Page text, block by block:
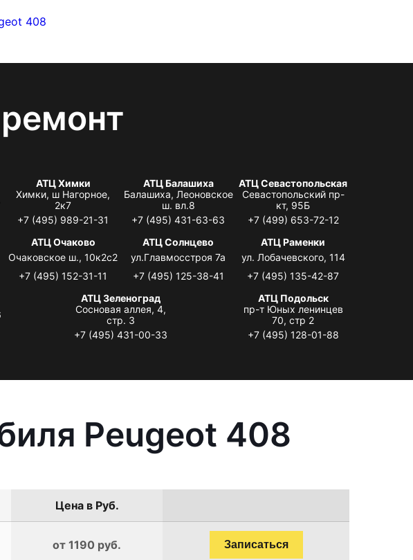
408
АТЦ Химки
Химки, ш Нагорное,
2к7
+7 (495) 989-21-31
АТЦ Балашиха
Балашиха, Леоновское
ш. вл.8
+7 (495) 431-63-63
АТЦ Севастопольская
Севастопольский пр-
кт, 95Б
+7 (499) 653-72-12
АТЦ Очаково
Очаковское ш., 10к2с2
+7 (495) 152-31-11
АТЦ Солнцево
ул.Главмосстроя 7а
+7 (495) 125-38-41
АТЦ Раменки
ул. Лобачевского, 114
+7 (495) 135-42-87
АТЦ Зеленоград
Сосновая аллея, 4,
стр. 3
+7 (495) 431-00-33
АТЦ Подольск
пр-т Юных ленинцев
70, стр 2
+7 (495) 128-01-88
Peugeot 408
Цена в Руб.
от 1190 руб. Записаться